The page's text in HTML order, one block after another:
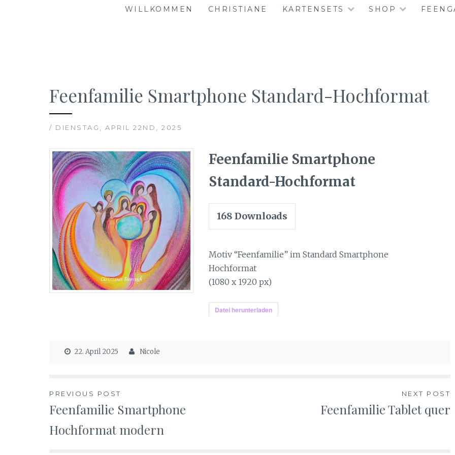
WILLKOMMEN CHRISTIANE KARTENSETS SHOP
Feenfamilie Smartphone Standard-Hochformat
/ DIENSTAG, APRIL 22ND, 2025
Feenfamilie Smartphone
Standard-Hochformat
168 Downloads
Motiv “Feenfamilie” im Standard Smartphone
Hochformat
(1080 x 1920 px)
Datei herunterladen
22. April 2025 Nicole
Beitragsnavigation
PREVIOUS POST
Feenfamilie Smartphone
Hochformat modern
NEXT POST
Feenfamilie Tablet quer